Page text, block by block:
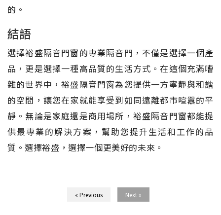
的。
結語
選擇裕盛隔音門窗的專業隔音門，不僅是選擇一個產
品，更是選擇一種高品質的生活方式。在這個充滿嘈
雜的世界中，裕盛隔音門窗為您提供一方寧靜與和諧
的空間，讓您在家就能享受到如同遠離都市喧囂的平
靜。無論是家庭還是商用場所，裕盛隔音門窗都能提
供最專業的解決方案，幫助您提升生活和工作的品
質。選擇裕盛，選擇一個更美好的未來。
« Previous Next »